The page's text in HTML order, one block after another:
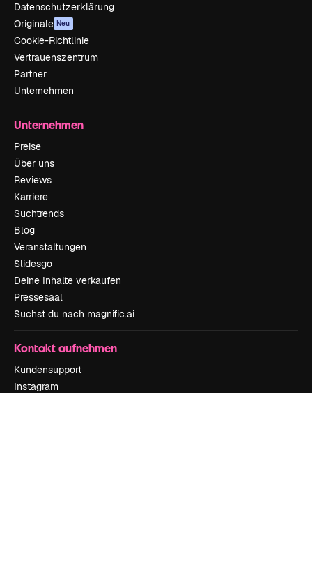
Datenschutzerklärung
Originale Neu
Cookie-Richtlinie
Vertrauenszentrum
Partner
Unternehmen
Unternehmen
Preise
Über uns
Reviews
Karriere
Suchtrends
Blog
Veranstaltungen
Slidesgo
Deine Inhalte verkaufen
Pressesaal
Suchst du nach magnific.ai
Kontakt aufnehmen
Kundensupport
Instagram